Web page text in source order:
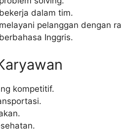
dalam tim.
pelanggan dengan
Inggris.
kompetitif.